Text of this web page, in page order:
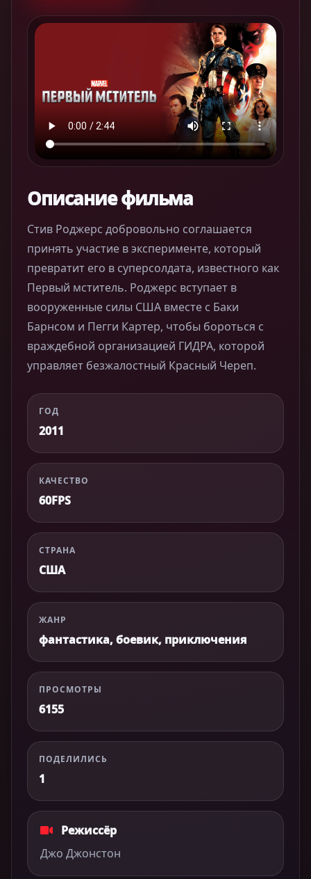
Описание фильма
Стив Роджерс добровольно соглашается
принять участие в эксперименте, который
превратит его в суперсолдата, известного как
Первый мститель. Роджерс вступает в
вооруженные силы США вместе с Баки
Барнсом и Пегги Картер, чтобы бороться с
враждебной организацией ГИДРА, которой
управляет безжалостный Красный Череп.
ГОД
2011
КАЧЕСТВО
60FPS
СТРАНА
США
ЖАНР
фантастика, боевик, приключения
ПРОСМОТРЫ
6155
ПОДЕЛИЛИСЬ
1
Режиссёр
Джо Джонстон